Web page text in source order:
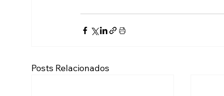
Posts Relacionados